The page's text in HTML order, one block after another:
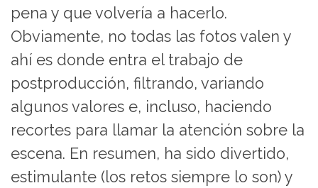
pena y que volvería a hacerlo.
Obviamente, no todas las fotos valen y
ahí es donde entra el trabajo de
postproducción, filtrando, variando
algunos valores e, incluso, haciendo
recortes para llamar la atención sobre la
escena. En resumen, ha sido divertido,
estimulante (los retos siempre lo son) y